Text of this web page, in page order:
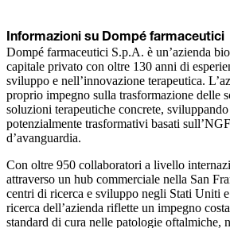
Informazioni su Dompé farmaceutici
Dompé farmaceutici S.p.A. è un’azienda
capitale privato con oltre 130 anni di
sviluppo e nell’innovazione terapeutica.
proprio impegno sulla trasformazione delle
soluzioni terapeutiche concrete,
potenzialmente trasformativi basati
d’avanguardia.
Con oltre 950 collaboratori a livello
attraverso un hub commerciale nella San
centri di ricerca e sviluppo negli Stati Uniti
ricerca dell’azienda riflette un impegno
standard di cura nelle patologie oftalmiche,